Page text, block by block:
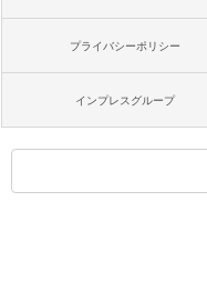
プライバシーポリシー
インプレスグループ